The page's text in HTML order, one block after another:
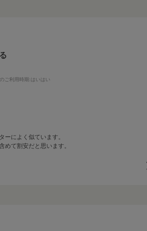
ご利用時期 :はいはい
ーによく似ています。
めて割安だと思います。